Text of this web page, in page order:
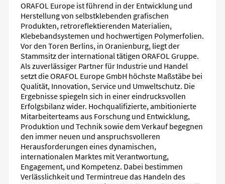
ORAFOL Europe ist führend in der Entwicklung und
Herstellung von selbstklebenden grafischen
Produkten, retroreflektierenden Materialien,
Klebebandsystemen und hochwertigen Polymerfolien.
Vor den Toren Berlins, in Oranienburg, liegt der
Stammsitz der international tätigen ORAFOL Gruppe.
Als zuverlässiger Partner für Industrie und Handel
setzt die ORAFOL Europe GmbH höchste Maßstäbe bei
Qualität, Innovation, Service und Umweltschutz. Die
Ergebnisse spiegeln sich in einer eindrucksvollen
Erfolgsbilanz wider. Hochqualifizierte, ambitionierte
Mitarbeiterteams aus Forschung und Entwicklung,
Produktion und Technik sowie dem Verkauf begegnen
den immer neuen und anspruchsvolleren
Herausforderungen eines dynamischen,
internationalen Marktes mit Verantwortung,
Engagement, und Kompetenz. Dabei bestimmen
Verlässlichkeit und Termintreue das Handeln des